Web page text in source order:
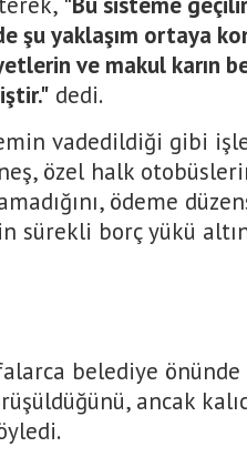
şu yaklaşım ortaya
ve makul karın
dedi.
vadedildiği gibi
özel halk
ödeme
borç yükü
belediye önünde
ancak